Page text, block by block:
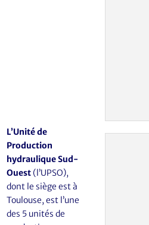
L’Unité de
Production
hydraulique Sud-
Ouest (l’UPSO),
dont le siège est à
Toulouse, est l’une
des 5 unités de